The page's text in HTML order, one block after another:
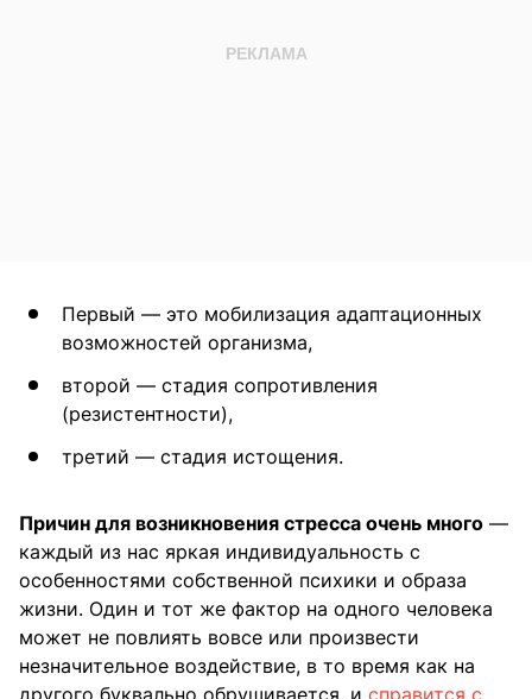
Первый — это мобилизация адаптационных
возможностей организма,
второй — стадия сопротивления
(резистентности),
третий — стадия истощения.
Причин для возникновения стресса очень много —
каждый из нас яркая индивидуальность с
особенностями собственной психики и образа
жизни. Один и тот же фактор на одного человека
может не повлиять вовсе или произвести
незначительное воздействие, в то время как на
другого буквально обрушивается, и справится с